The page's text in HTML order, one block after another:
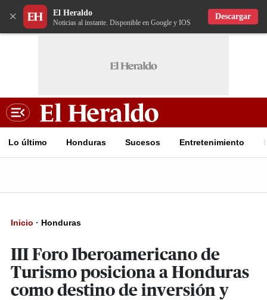
× El Heraldo
Noticias al instante. Disponible en Google y IOS
Descargar
Lo último Honduras Sucesos Entretenimiento
Inicio · Honduras
III Foro Iberoamericano de
Turismo posiciona a Honduras
como destino de inversión y